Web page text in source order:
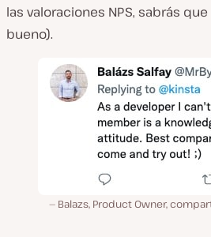
las valoraciones NPS, sabrás
bueno).
Balazs, Product Owner,